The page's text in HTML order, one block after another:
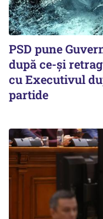
PSD pune
după ce-și
cu Executivul
partide